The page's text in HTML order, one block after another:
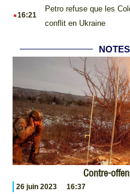
.16:21
Petro refuse que les
conflit en Ukraine
Contre-
26 juin 2023 16:37